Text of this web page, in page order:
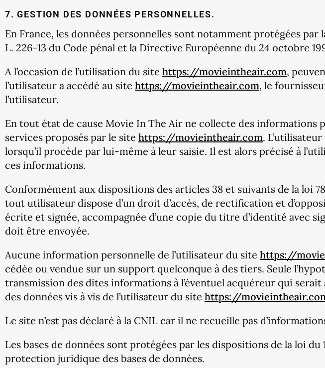
7. GESTION DES DONNÉES PERSONNELLES.
En France, les données personnelles sont notamment protégées par
L. 226-13 du Code pénal et la Directive Européenne du 24 octobre
A l’occasion de l’utilisation du site https://movieintheair.com,
l’utilisateur a accédé au site https://movieintheair.com, le
l’utilisateur.
En tout état de cause Movie In The Air ne collecte des informations
services proposés par le site https://movieintheair.com.
lorsqu’il procède par lui-même à leur saisie. Il est alors précisé à
ces informations.
Conformément aux dispositions des articles 38 et suivants de la loi
tout utilisateur dispose d’un droit d’accès, de rectification et
écrite et signée, accompagnée d’une copie du titre d’identité avec
doit être envoyée.
Aucune information personnelle de l’utilisateur du site https://
cédée ou vendue sur un support quelconque à des tiers. Seule
transmission des dites informations à l’éventuel acquéreur qui
des données vis à vis de l’utilisateur du site https://
Le site n’est pas déclaré à la CNIL car il ne recueille pas
Les bases de données sont protégées par les dispositions de la loi
protection juridique des bases de données.